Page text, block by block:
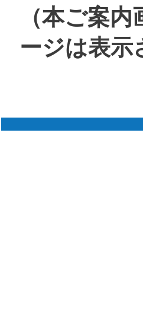
（本ご案
ージは表示